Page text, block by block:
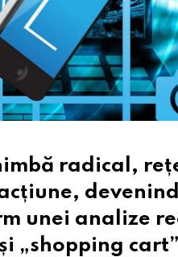
radical,
devenind
unei analize
„shopping